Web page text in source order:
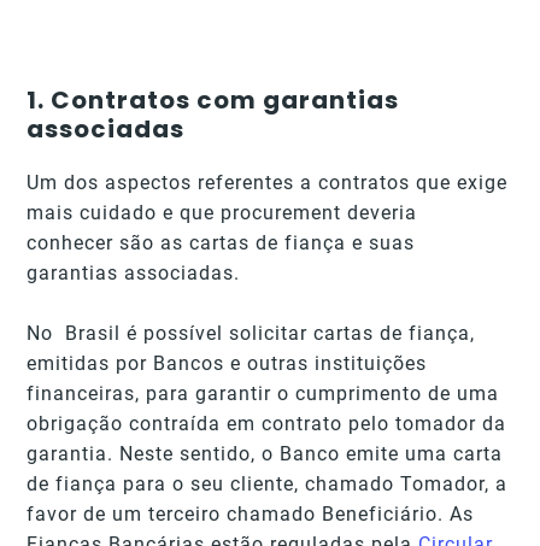
1. Contratos com garantias
associadas
Um dos aspectos referentes a contratos que exige
mais cuidado e que procurement deveria
conhecer são as cartas de fiança e suas
garantias associadas.
No Brasil é possível solicitar cartas de fiança,
emitidas por Bancos e outras instituições
financeiras, para garantir o cumprimento de uma
obrigação contraída em contrato pelo tomador da
garantia. Neste sentido, o Banco emite uma carta
de fiança para o seu cliente, chamado Tomador, a
favor de um terceiro chamado Beneficiário. As